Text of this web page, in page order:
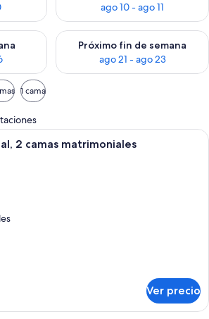
ago 10 - ago 11
para este fin de semana ago 14 -
Próximo fin de semana
ago 21 - ago 23
Consulta la disponibilidad
1 cama
Habitación de hotel con dos camas,
2 camas matrimoniales
Ver precio